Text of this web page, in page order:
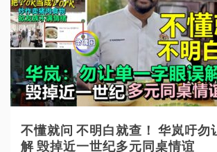
不懂就问 不明白就查！ 华岚吁勿
解 毁掉近一世纪多元同桌情谊